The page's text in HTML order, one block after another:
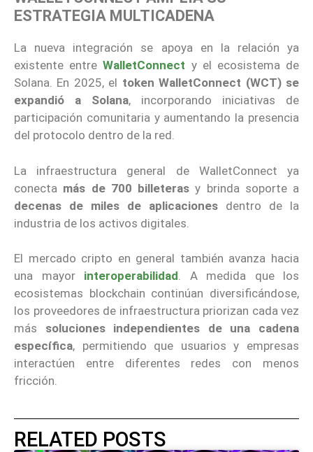
ESTRATEGIA MULTICADENA
La nueva integración se apoya en la relación ya
existente entreWalletConnect y el ecosistema de
Solana. En 2025, el token WalletConnect (WCT) se
expandió a Solana, incorporando iniciativas de
participación comunitaria y aumentando la presencia
del protocolo dentro de la red.
La infraestructura general de WalletConnect ya
conecta más de 700 billeteras y brinda soporte a
decenas de miles de aplicaciones dentro de la
industria de los activos digitales.
El mercado cripto en general también avanza hacia
una mayor interoperabilidad. A medida que los
ecosistemas blockchain continúan diversificándose,
los proveedores de infraestructura priorizan cada vez
más soluciones independientes de una cadena
específica, permitiendo que usuarios y empresas
interactúen entre diferentes redes con menos
fricción.
RELATED POSTS